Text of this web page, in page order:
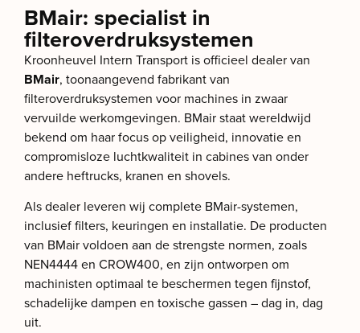
BMair: specialist in
filteroverdruksystemen
Kroonheuvel Intern Transport is officieel dealer van
BMair, toonaangevend fabrikant van
filteroverdruksystemen voor machines in zwaar
vervuilde werkomgevingen. BMair staat wereldwijd
bekend om haar focus op veiligheid, innovatie en
compromisloze luchtkwaliteit in cabines van onder
andere heftrucks, kranen en shovels.
Als dealer leveren wij complete BMair-systemen,
inclusief filters, keuringen en installatie. De producten
van BMair voldoen aan de strengste normen, zoals
NEN4444 en CROW400, en zijn ontworpen om
machinisten optimaal te beschermen tegen fijnstof,
schadelijke dampen en toxische gassen – dag in, dag
uit.